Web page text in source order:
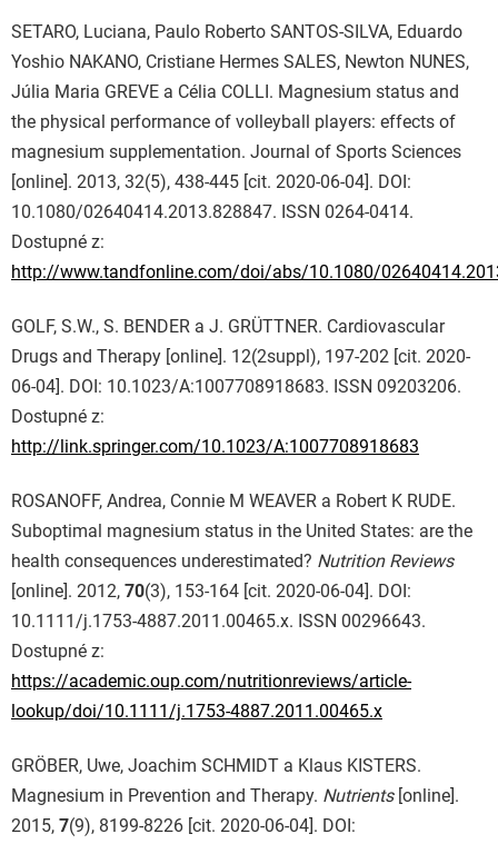
SETARO, Luciana, Paulo Roberto SANTOS-SILVA, Eduardo
Yoshio NAKANO, Cristiane Hermes SALES, Newton NUNES,
Júlia Maria GREVE a Célia COLLI. Magnesium status and
the physical performance of volleyball players: effects of
magnesium supplementation. Journal of Sports Sciences
[online]. 2013, 32(5), 438-445 [cit. 2020-06-04]. DOI:
10.1080/02640414.2013.828847. ISSN 0264-0414.
Dostupné z:
http://www.tandfonline.com/doi/abs/10.1080/
GOLF, S.W., S. BENDER a J. GRÜTTNER. Cardiovascular
Drugs and Therapy [online]. 12(2suppl), 197-202 [cit. 2020-
06-04]. DOI: 10.1023/A:1007708918683. ISSN 09203206.
Dostupné z:
http://link.springer.com/10.1023/A:1007708918683
ROSANOFF, Andrea, Connie M WEAVER a Robert K RUDE.
Suboptimal magnesium status in the United States: are the
health consequences underestimated? Nutrition Reviews
[online]. 2012, 70(3), 153-164 [cit. 2020-06-04]. DOI:
10.1111/j.1753-4887.2011.00465.x. ISSN 00296643.
Dostupné z:
https://academic.oup.com/nutritionreviews/article-
lookup/doi/10.1111/j.1753-4887.2011.00465.x
GRÖBER, Uwe, Joachim SCHMIDT a Klaus KISTERS.
Magnesium in Prevention and Therapy. Nutrients[online].
2015, 7(9), 8199-8226 [cit. 2020-06-04]. DOI: